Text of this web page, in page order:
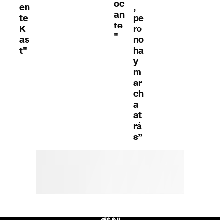
en
te
K
as
t"
oc
an
te
"
,
pe
ro
no
ha
y
m
ar
ch
a
at
rá
s”